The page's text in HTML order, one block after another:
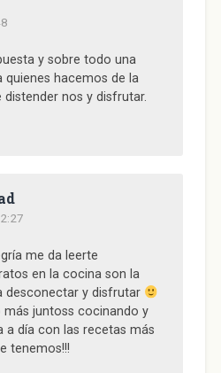
y sobre todo una
hacemos de la
nos y disfrutar.
me da leerte
en la cocina son la
desconectar y disfrutar
más juntoss cocinando y
a día con las recetas más
tenemos!!!